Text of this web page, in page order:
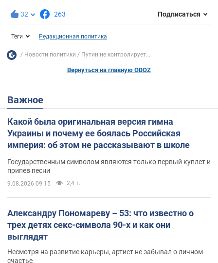
32 263 Подписаться
Теги Редакционная политика
Новости политики Путин не контролирует...
Вернуться на главную OBOZ
Важное
Какой была оригинальная версия гимна
Украины и почему ее боялась Российская
империя: об этом не рассказывают в школе
Государственным символом являются только первый куплет и
припев песни
9.08.2026 09:15 2,4 т.
Александру Пономареву – 53: что известно о
трех детях секс-символа 90-х и как они
выглядят
Несмотря на развитие карьеры, артист не забывал о личном
счастье